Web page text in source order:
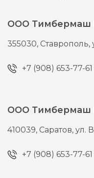
ООО Тимбермаш
355030, Ставрополь,
+7 (908) 653-77-61
ООО Тимбермаш
410039, Саратов,ул.
+7 (908) 653-77-61